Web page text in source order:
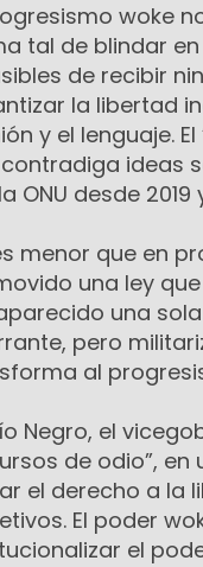
woke
tal de blindar
de recibir
la libertad
y el lenguaje.
ideas
ONU desde
menor que en
una ley
una
pero
al
Negro, el
de odio”,
el derecho a la
El poder
el